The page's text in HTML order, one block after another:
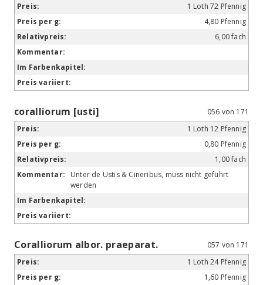
1 Loth 72 Pfennig
4,80 Pfennig
6,00 fach
coralliorum [usti]
056 von 171
1 Loth 12 Pfennig
0,80 Pfennig
1,00 fach
Unter de Ustis & Cineribus, muss nicht geführt
werden
Coralliorum albor. praeparat.
057 von 171
1 Loth 24 Pfennig
1,60 Pfennig